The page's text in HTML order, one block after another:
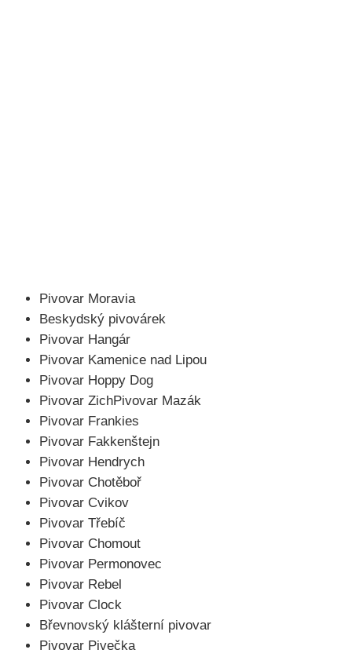
Pivovar Moravia
Beskydský pivovárek
Pivovar Hangár
Pivovar Kamenice nad Lipou
Pivovar Hoppy Dog
Pivovar ZichPivovar Mazák
Pivovar Frankies
Pivovar Fakkenštejn
Pivovar Hendrych
Pivovar Chotěboř
Pivovar Cvikov
Pivovar Třebíč
Pivovar Chomout
Pivovar Permonovec
Pivovar Rebel
Pivovar Clock
Břevnovský klášterní pivovar
Pivovar Pivečka